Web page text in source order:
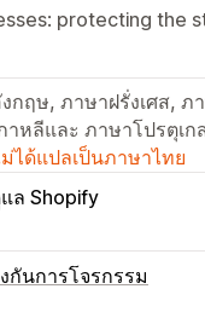
protecting the
กฤษ, ภาษาฝรั่งเศส,
าหลีและ ภาษาโปรตุเก
ได้แปลเป็นภาษาไทย
ล Shopify
กันการโจรกรรม